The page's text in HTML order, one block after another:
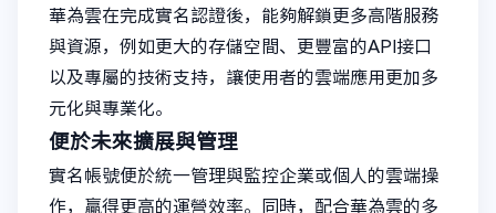
華為雲在完成實名認證後，能夠解鎖更多高階服務
與資源，例如更大的存儲空間、更豐富的API接口
以及專屬的技術支持，讓使用者的雲端應用更加多
元化與專業化。
便於未來擴展與管理
實名帳號便於統一管理與監控企業或個人的雲端操
作，贏得更高的運營效率。同時，配合華為雲的多